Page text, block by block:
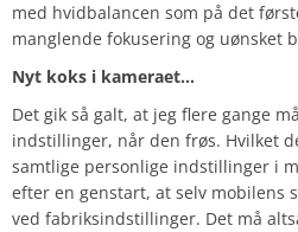
med hvidbalancen som på det
manglende fokusering og uønsket
Nyt koks i kameraet…
Det gik så galt, at jeg flere gange
indstillinger, når den frøs. Hvilket
samtlige personlige indstillinger i
efter en genstart, at selv mobilens
ved fabriksindstillinger. Det må